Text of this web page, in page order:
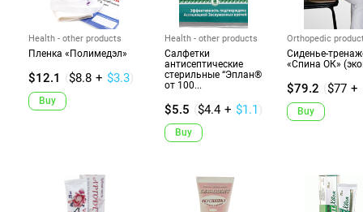
Health - other products
Пленка «Полимедэл»
$12.1 ($8.8 + $3.3)
Buy
Health - other products
Салфетки
антисептические
стерильные “Эплан®
от 100...
$5.5 ($4.4 + $1.1 )
Buy
Orthopedic
Cиденье-
«Спина ОК»
$79.2 ($77 +
Buy